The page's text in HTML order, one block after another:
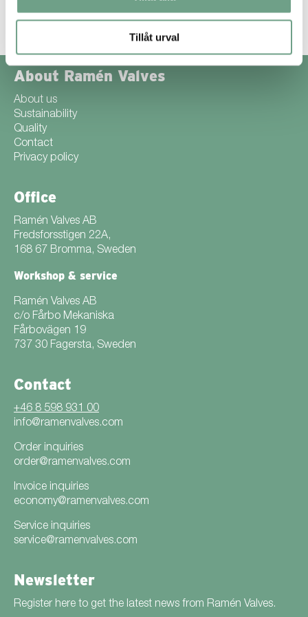
Tillåt urval
Read more
About Ramén Valves
About us
Sustainability
Quality
Contact
Privacy policy
Office
Ramén Valves AB
Fredsforsstigen 22A,
168 67 Bromma, Sweden
Workshop & service
Ramén Valves AB
c/o Fårbo Mekaniska
Fårbovägen 19
737 30 Fagersta, Sweden
Contact
+46 8 598 931 00
info@ramenvalves.com
Order inquiries
order@ramenvalves.com
Invoice inquiries
economy@ramenvalves.com
Service inquiries
service@ramenvalves.com
Newsletter
Register here to get the latest news from Ramén Valves.